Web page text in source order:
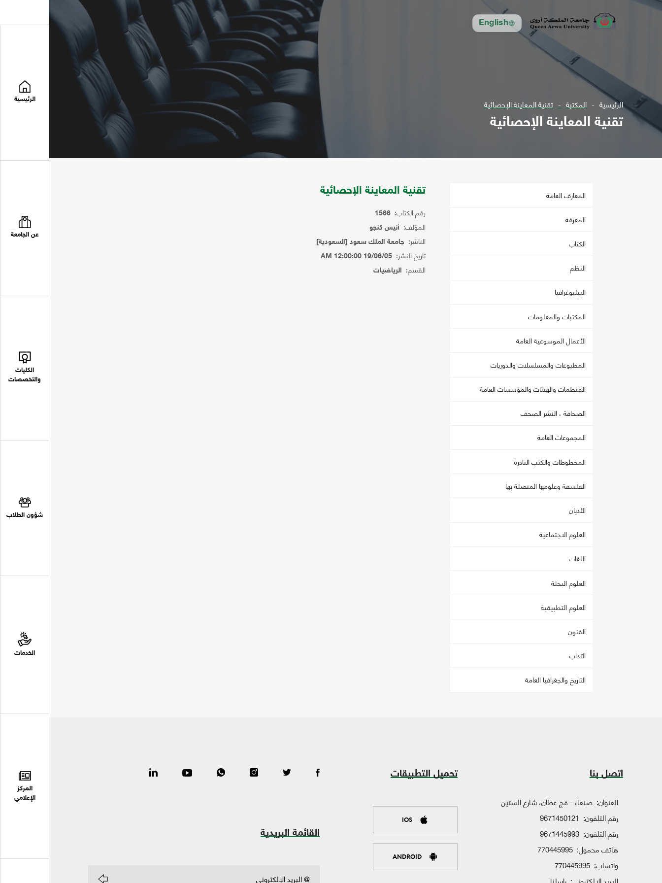
English
الرئيسية
عن الجامعة
الكليات
والتخصصات
شؤون الطلاب
الخدمات
المركز
الإعلامي
الرئيسية المكتبة تقنية المعاينة الإحصائية
تقنية المعاينة الإحصائية
المعارف العامة
المعرفة
الكتاب
النظم
البيليوغرافيا
المكتبات والمعلومات
الأعمال الموسوعية العامة
المطبوعات والمسلسلات والدوريات
المنظمات والهيئات والمؤسسات العامة
الصحافة ، النشر الصحف
المجموعات العامة
المخطوطات والكتب النادرة
الفلسفة وعلومها المتصلة بها
الأديان
العلوم الاجتماعية
اللغات
العلوم البحثة
العلوم التطبيقية
الفنون
الآداب
التاريخ والجغرافيا العامة
تقنية المعاينة الإحصائية
رقم الكتاب: 1566
المؤلف: أنيس كنجو
الناشر: جامعة الملك سعود [السعودية]
تاريخ النشر: 19/06/05 12:00:00 AM
القسم: الرياضيات
اتصل بنا
العنوان: صنعاء - فج عطان، شارع الستين
رقم التلفون: 9671450121
رقم التلفون: 9671445993
هاتف محمول: 770445995
واتساب: 770445995
تحميل التطبيقات
IOS
ANDROID
القائمة البريدية